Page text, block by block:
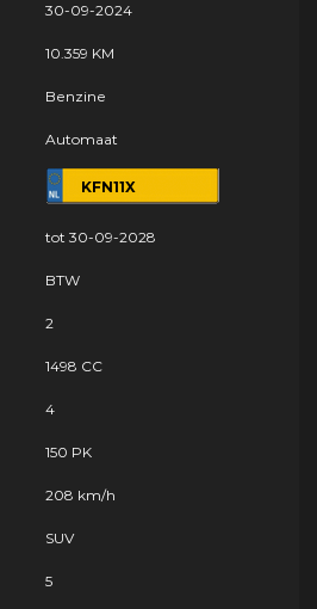
30-09-2024
10.359 KM
Benzine
Automaat
KFN11X
tot 30-09-2028
BTW
2
1498 CC
4
150 PK
208 km/h
SUV
5